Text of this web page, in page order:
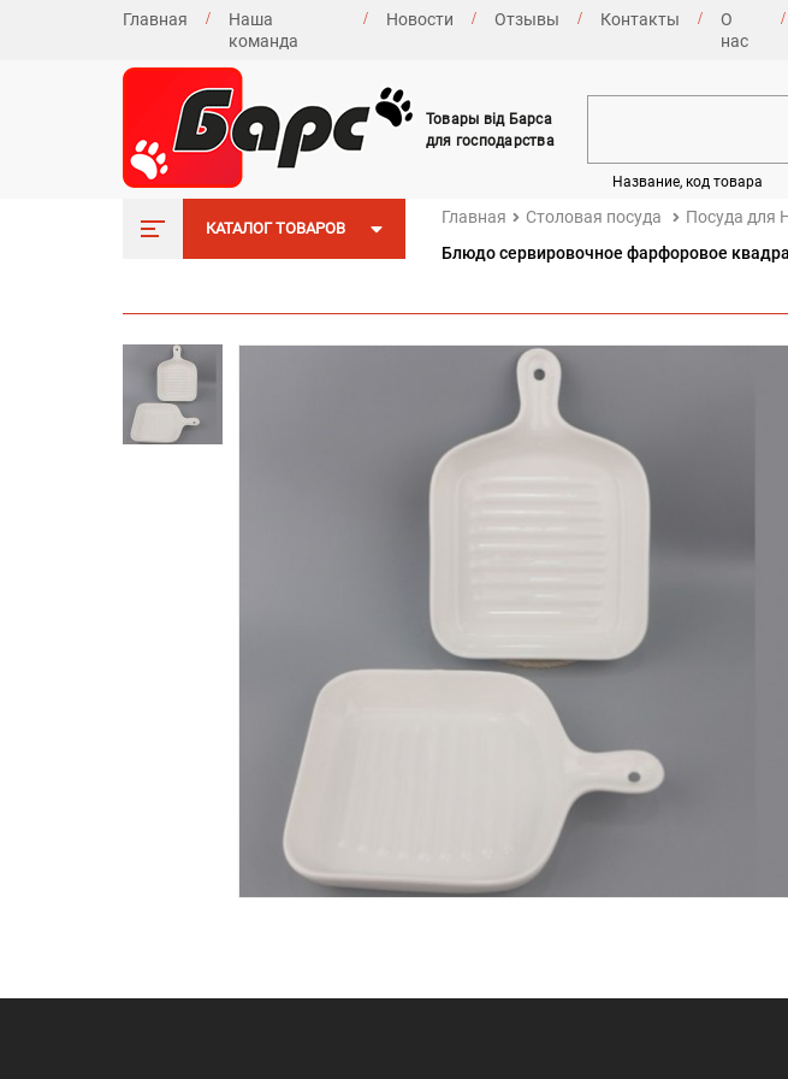
Главная
Наша
команда
Новости Отзывы Контакты
О
нас
Товары від Барса
для господарства
Название, код товара
КАТАЛОГ ТОВАРОВ
Главная Столовая посуда
Посуда для
Блюдо сервировочное фарфоровое